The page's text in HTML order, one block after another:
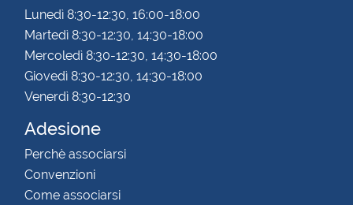
Lunedì 8:30-12:30, 16:00-18:00
Martedì 8:30-12:30, 14:30-18:00
Mercoledì 8:30-12:30, 14:30-18:00
Giovedì 8:30-12:30, 14:30-18:00
Venerdì 8:30-12:30
Adesione
Perchè associarsi
Convenzioni
Come associarsi